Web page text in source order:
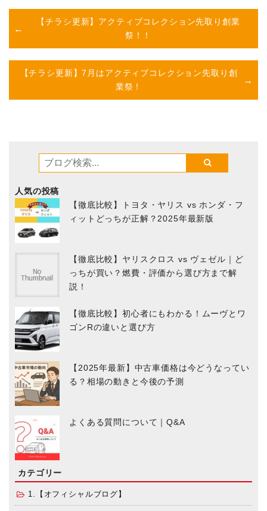
【チラシ更新】アクティブコレクション先取り創業
祭！！
【チラシ更新】7月はアクティブコレクション先取り創
業祭！
人気の投稿
【徹底比較】トヨタ・ヤリス vs ホンダ・フ
ィットどっちが正解？2025年最新版
【徹底比較】ヤリスクロス vs ヴェゼル｜ど
っちが買い？燃費・評価から選び方まで解
説！
【徹底比較】初心者にもわかる！ムーヴとワ
ゴンRの違いと選び方
【2025年最新】中古車価格は今どうなってい
る？相場の動きと今後の予測
よくある質問について｜Q&A
カテゴリー
1.【オフィシャルブログ】